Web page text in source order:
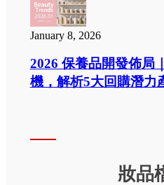
January 8, 2026
2026 保養品開發佈局
機，解析5大回購潛力
妝品